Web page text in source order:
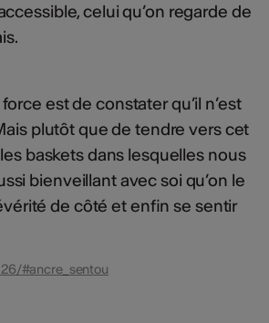
celui qu’on regarde de
est de constater qu’il n’est
plutôt que de tendre vers cet
baskets dans lesquelles nous
bienveillant avec soi qu’on le
de côté et enfin se sentir
#ancre_sentou